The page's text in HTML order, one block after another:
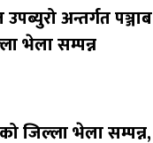
अन्तर्गत पञ्जाब
भेला सम्पन्न
जिल्ला भेला सम्पन्न,